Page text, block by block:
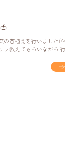
の苗植えを行いました
フ教えてもらいながら
者さんが歌を歌い始め
やかでした(^^)/ 夕ご飯